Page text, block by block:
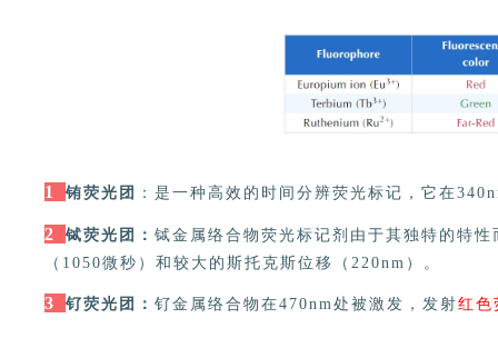
1 铕荧光团 ：是一种高效的时间分辨荧光标记，它在
2 铽荧光团： 铽金属络合物荧光标记剂由于其独特的特
（1050微秒）和较大的斯托克斯位移（220nm） 。
3 钌荧光团： 钌金属络合物在470nm处被激发，发射红色